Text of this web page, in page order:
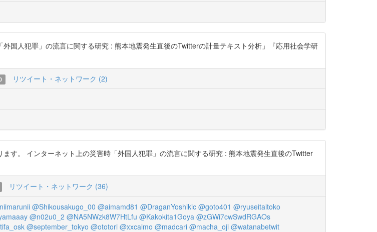
国人犯罪」の流言に関する研究 : 熊本地震発生直後のTwitterの計量テキスト分析」『応用社会学研
リツイート・ネットワーク (2)
す。 インターネット上の災害時「外国人犯罪」の流言に関する研究 : 熊本地震発生直後のTwitter
リツイート・ネットワーク (36)
@Shikousakugo_00 @aimamd81 @DraganYoshikic @goto401 @ryuseitaitoko
@n02u0_2 @NA5NWzk8W7HtLfu @Kakokita1Goya @zGWi7cwSwdRGAOs
@september_tokyo @ototori @xxcalmo @madcari @macha_oji @watanabetwit